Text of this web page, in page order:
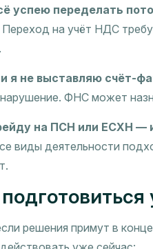
успею переделать
на учёт НДС
я не выставляю счёт-
ФНС может
на ПСН или ЕСХН —
виды деятельности
решения примут в